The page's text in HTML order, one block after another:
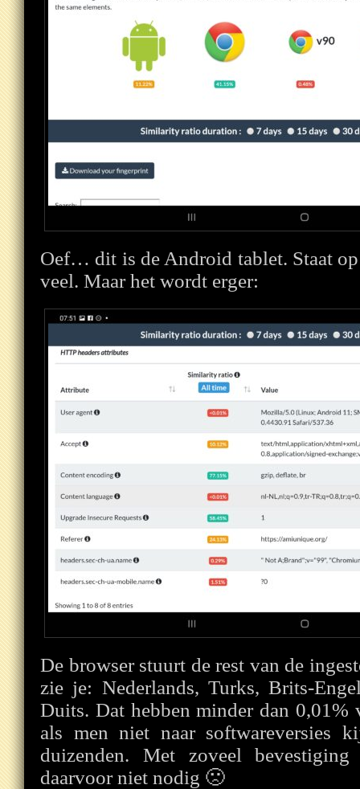
Oef… dit is de Android tablet. Staat
veel. Maar het wordt erger:
De browser stuurt de rest van de
zie je: Nederlands, Turks, Brits-
Duits. Dat hebben minder dan 0,01%
als men niet naar
duizenden. Met zoveel
daarvoor niet nodig 🙁